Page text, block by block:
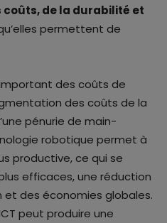
coûts, de la durabilité et
permettent de
des coûts de
des coûts de la
pénurie de main-
robotique permet à
productive, ce qui se
efficaces, une réduction
des économies globales.
peut produire une